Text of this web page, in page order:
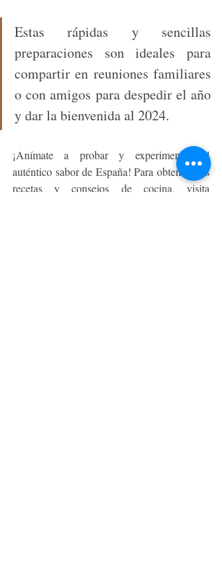
Estas rápidas y sencillas
preparaciones son ideales para
compartir en reuniones familiares
o con amigos para despedir el año
y dar la bienvenida al 2024.
¡Anímate a probar y experimentar el
auténtico sabor de España! Para obtener más
recetas y consejos de cocina, visita